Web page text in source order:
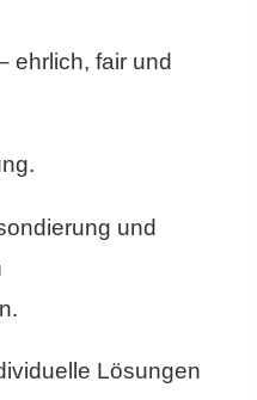
ehrlich, fair und
und
Lösungen